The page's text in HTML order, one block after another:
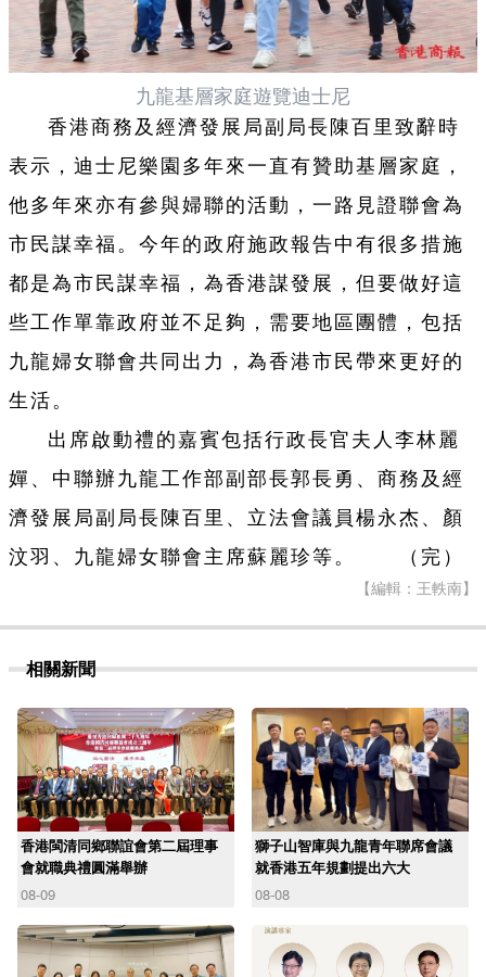
九龍基層家庭遊覽迪士尼
香港商務及經濟發展局副局長陳百里致辭時
表示，迪士尼樂園多年來一直有贊助基層家庭，
他多年來亦有參與婦聯的活動，一路見證聯會為
市民謀幸福。今年的政府施政報告中有很多措施
都是為市民謀幸福，為香港謀發展，但要做好這
些工作單靠政府並不足夠，需要地區團體，包括
九龍婦女聯會共同出力，為香港市民帶來更好的
生活。
出席啟動禮的嘉賓包括行政長官夫人李林麗
嬋、中聯辦九龍工作部副部長郭長勇、商務及經
濟發展局副局長陳百里、立法會議員楊永杰、顏
汶羽、九龍婦女聯會主席蘇麗珍等。 （完）
【編輯：王軼南】
相關新聞
香港閩清同鄉聯誼會第二屆理事
會就職典禮圓滿舉辦
08-09
獅子山智庫與九龍青年聯席會議
就香港五年規劃提出六大
08-08